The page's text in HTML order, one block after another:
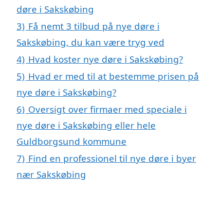
døre i Sakskøbing
3) Få nemt 3 tilbud på nye døre i
Sakskøbing, du kan være tryg ved
4) Hvad koster nye døre i Sakskøbing?
5) Hvad er med til at bestemme prisen på
nye døre i Sakskøbing?
6) Oversigt over firmaer med speciale i
nye døre i Sakskøbing eller hele
Guldborgsund kommune
7) Find en professionel til nye døre i byer
nær Sakskøbing